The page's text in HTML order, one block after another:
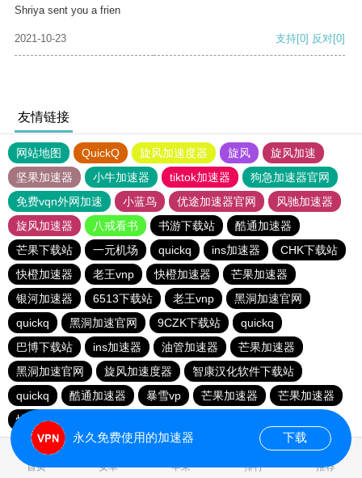
Shriya sent you a frien
2021-10-23 支持[0] 反对[0]
友情链接
网站地图 QuickQ 旋风加速度器 旋风
旋风加速
坚果加速器
小牛加速器 tiktok加速器
狗急加速器官网
免费vqn外网加速
小蓝鸟 优途加速器官网
风驰加速器
旋风加速器
八戒看书 书游下载站
酷通加速器
芒果下载站
一元机场 quickq ins加速器
CHK下载站
快橙加速器
老王vnp 快橙加速器
芒果加速器
银河加速器
6513下载站 老王vnp
黑洞加速官网
quickq
黑洞加速官网 9CZK下载站
quickq
巴博下载站
ins加速器 油管加速器
芒果加速器
黑洞加速官网
旋风加速度器
智康汉化软件下载站
quickq
酷通加速器 暴雪vp 芒果加速器
芒果加速器
快橙加速器
首页 安卓 苹果 排行 推荐
永久免费使用的加速器 下载
0.189923s